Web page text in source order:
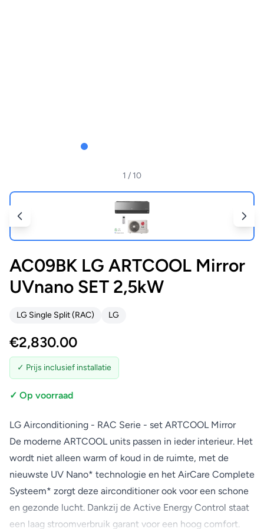
1 / 10
AC09BK LG ARTCOOL Mirror
UVnano SET 2,5kW
LG Single Split (RAC) LG
€2,830.00
✓ Prijs inclusief installatie
✓ Op voorraad
LG Airconditioning - RAC Serie - set ARTCOOL Mirror
De moderne ARTCOOL units passen in ieder interieur. Het
wordt niet alleen warm of koud in de ruimte, met de
nieuwste UV Nano* technologie en het AirCare Complete
Systeem* zorgt deze airconditioner ook voor een schone
en gezonde lucht. Dankzij de Active Energy Control staat
een laag stroomverbruik garant voor een hoog comfort.